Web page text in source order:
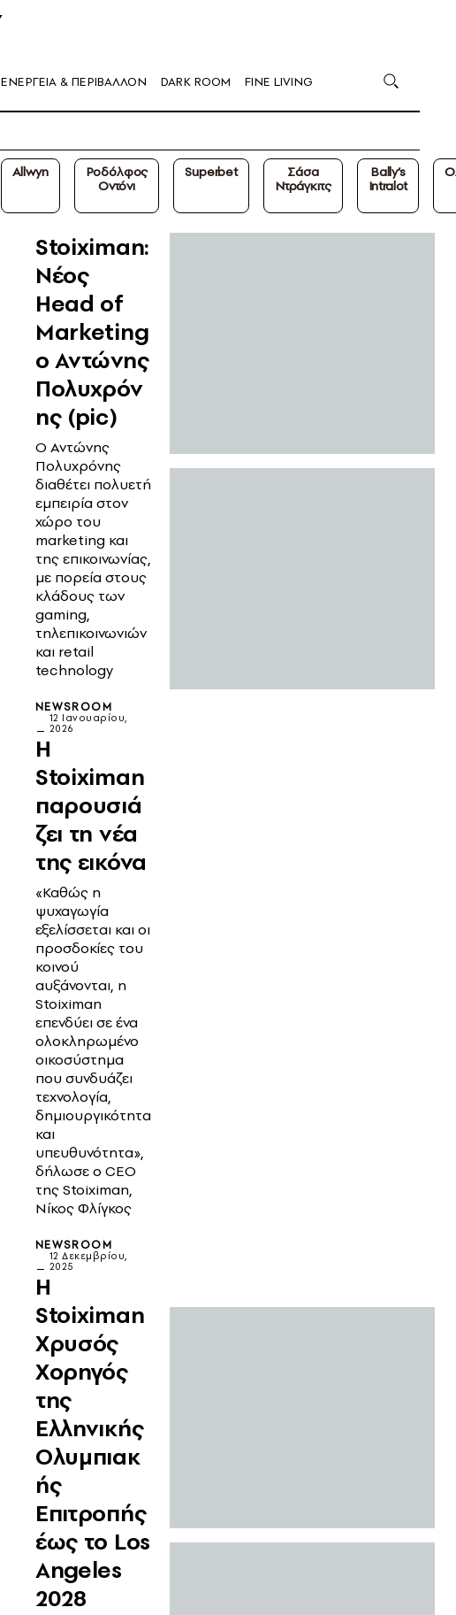
ΕΝΕΡΓΕΙΑ & ΠΕΡΙΒΑΛΛΟΝ DARK ROOM FINE LIVING
Allwyn
Ροδόλφος
Οντόνι
Superbet
Σάσα
Ντράγκιτς
Bally’s
Intralot
Stoiximan:
Νέος
Head of
Marketing
ο Αντώνης
Πολυχρόν
ης (pic)
Ο Αντώνης
Πολυχρόνης
διαθέτει πολυετή
εμπειρία στον
χώρο του
marketing και
της επικοινωνίας,
με πορεία στους
κλάδους των
gaming,
τηλεπικοινωνιών
και retail
technology
NEWSROOM
12 Ιανουαρίου,
2026
Η
Stoiximan
παρουσιά
ζει τη νέα
της εικόνα
«Καθώς η
ψυχαγωγία
εξελίσσεται και οι
προσδοκίες του
κοινού
αυξάνονται, η
Stoiximan
επενδύει σε ένα
ολοκληρωμένο
οικοσύστημα
που συνδυάζει
τεχνολογία,
δημιουργικότητα
και
υπευθυνότητα»,
δήλωσε ο CEO
της Stoiximan,
Νίκος Φλίγκος
NEWSROOM
12 Δεκεμβρίου,
2025
Η
Stoiximan
Χρυσός
Χορηγός
της
Ελληνικής
Ολυμπιακ
ής
Επιτροπής
έως το Los
Angeles
2028